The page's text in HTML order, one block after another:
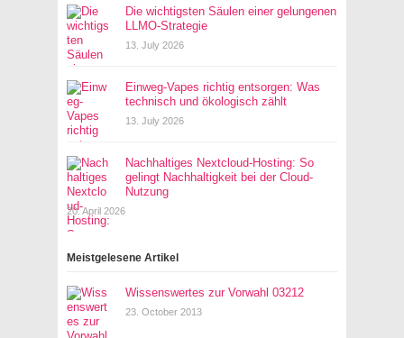
Die wichtigsten Säulen einer gelungenen
LLMO-Strategie
13. July 2026
Einweg-Vapes richtig entsorgen: Was
technisch und ökologisch zählt
13. July 2026
Nachhaltiges Nextcloud-Hosting: So
gelingt Nachhaltigkeit bei der Cloud-
Nutzung
20. April 2026
Meistgelesene Artikel
Wissenswertes zur Vorwahl 03212
23. October 2013